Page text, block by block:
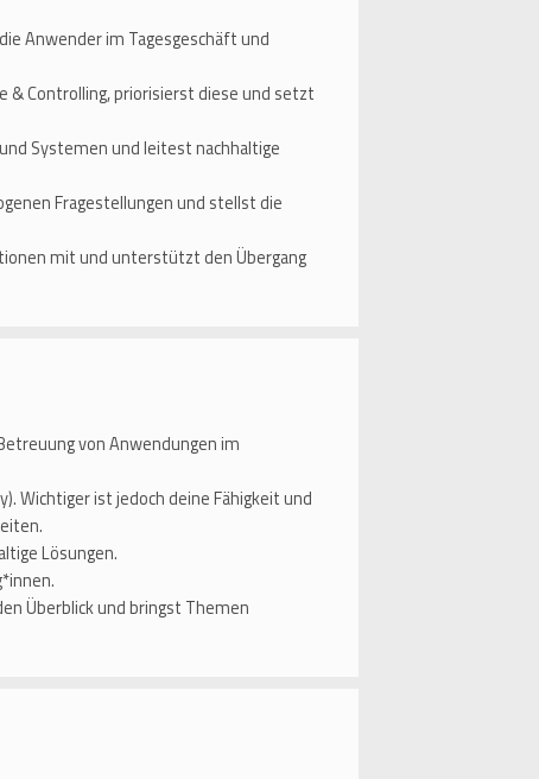
Anwender im Tagesgeschäft und
& Controlling, priorisierst diese und setzt
Systemen und leitest nachhaltige
Fragestellungen und stellst die
mit und unterstützt den Übergang
von Anwendungen im
Wichtiger ist jedoch deine Fähigkeit und
Lösungen.
Überblick und bringst Themen